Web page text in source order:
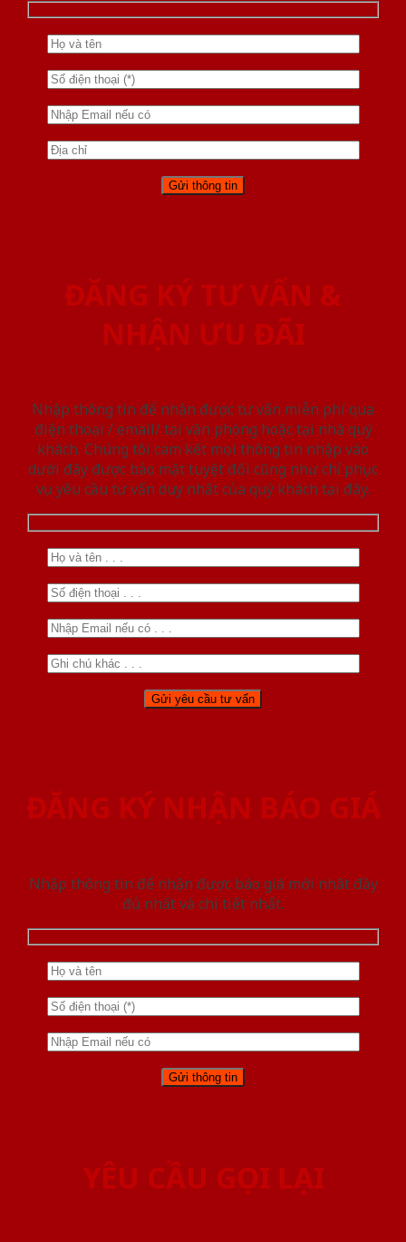
ĐĂNG KÝ TƯ VẤN &
NHẬN ƯU ĐÃI
Nhập thông tin để nhận được tư vấn miễn phí qua
điện thoại / email/ tại văn phòng hoặc tại nhà quý
khách. Chúng tôi cam kết mọi thông tin nhập vào
dưới đây được bảo mật tuyệt đối cũng như chỉ phục
vụ yêu cầu tư vấn duy nhất của quý khách tại đây.
ĐĂNG KÝ NHẬN BÁO GIÁ
Nhập thông tin để nhận được báo giá mới nhât đầy
đủ nhất và chi tiết nhất.
YÊU CẦU GỌI LẠI